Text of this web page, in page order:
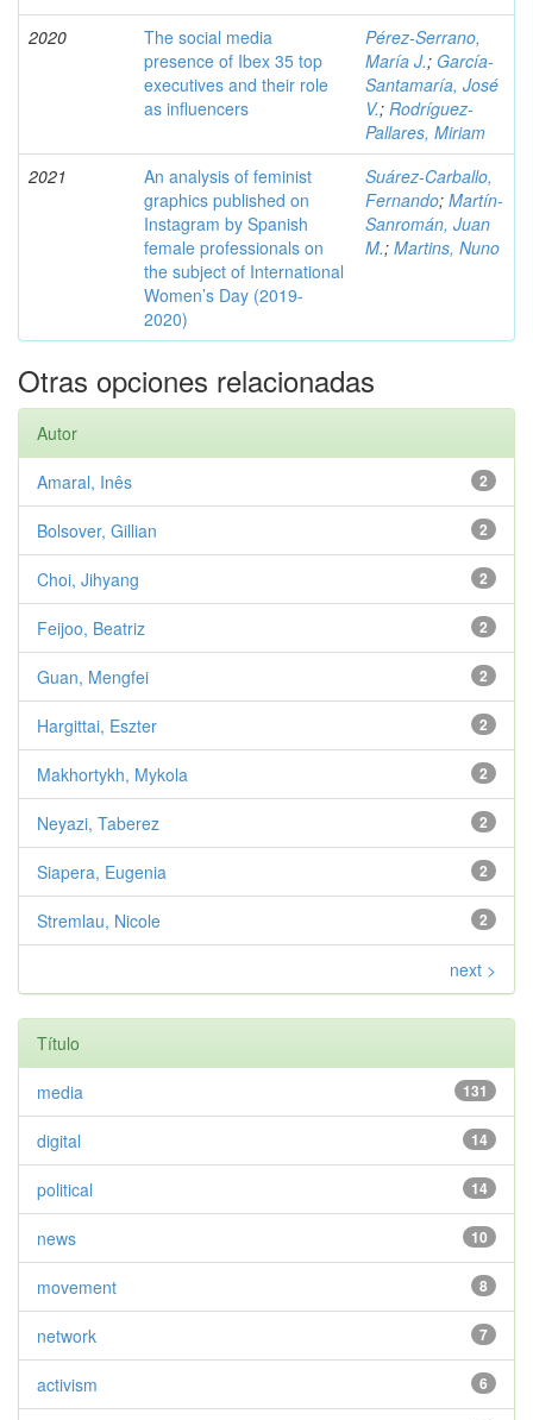
2020
The social media
presence of Ibex 35 top
executives and their role
as influencers
Pérez-Serrano,
María J.; García-
Santamaría, José
V.; Rodríguez-
Pallares, Miriam
2021
An analysis of feminist
graphics published on
Instagram by Spanish
female professionals on
the subject of International
Women’s Day (2019-
2020)
Suárez-Carballo,
Fernando; Martín-
Sanromán, Juan
M.; Martins, Nuno
Otras opciones relacionadas
Autor
2
Amaral, Inês
2
Bolsover, Gillian
2
Choi, Jihyang
2
Feijoo, Beatriz
2
Guan, Mengfei
2
Hargittai, Eszter
2
Makhortykh, Mykola
2
Neyazi, Taberez
2
Siapera, Eugenia
2
Stremlau, Nicole
next >
Título
131
media
14
digital
14
political
10
news
8
movement
7
network
6
activism